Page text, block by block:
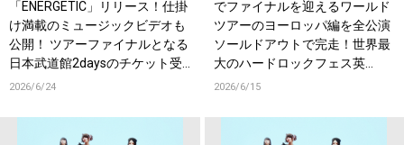
「ENERGETIC」リリース！仕掛
け満載のミュージックビデオも
公開！ ツアーファイナルとなる
日本武道館2daysのチケット受
付もスタート！
2026/6/24
でファイナルを迎えるワールド
ツアーのヨーロッパ編を全公演
ソールドアウトで完走！世界最
大のハードロックフェス英
『Download Festival』でも熱
2026/6/15